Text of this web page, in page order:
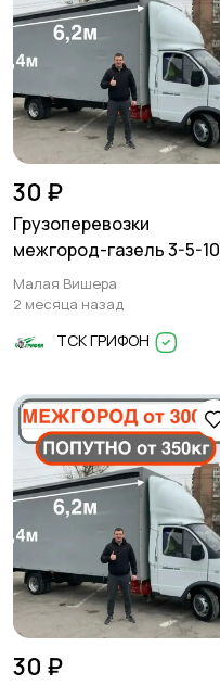
30 ₽
Грузоперевозки
межгород-газель 3-5-10
тонн
Малая Вишера
2 месяца назад
ТСК ГРИФОН
30 ₽